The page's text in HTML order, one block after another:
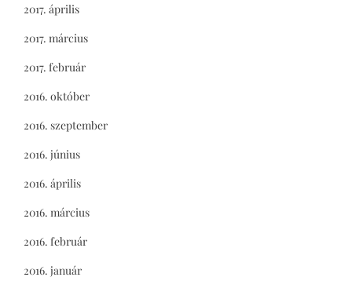
2017. április
2017. március
2017. február
2016. október
2016. szeptember
2016. június
2016. április
2016. március
2016. február
2016. január